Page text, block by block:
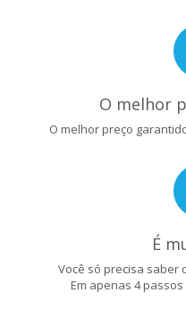
O melhor
O melhor preço
É
Você só precisa saber
Em apenas 4